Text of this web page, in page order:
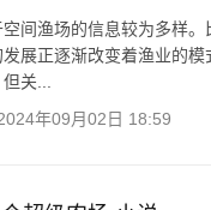
空间渔场的信息较为多样
发展正逐渐改变着渔业的
关...
年09月02日 18:59